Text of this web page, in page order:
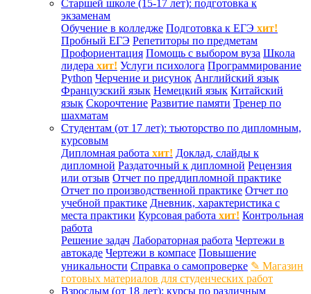
Старшей школе (15-17 лет): подготовка к
экзаменам
Обучение в колледже Подготовка к ЕГЭ хит!
Пробный ЕГЭ Репетиторы по предметам
Профориентация Помощь с выбором вуза Школа
лидера хит! Услуги психолога Программирование
Python Черчение и рисунок Английский язык
Французский язык Немецкий язык Китайский
язык Скорочтение Развитие памяти Тренер по
шахматам
Студентам (от 17 лет): тьюторство по дипломным,
курсовым
Дипломная работа хит! Доклад, слайды к
дипломной Раздаточный к дипломной Рецензия
или отзыв Отчет по преддипломной практике
Отчет по производственной практике Отчет по
учебной практике Дневник, характеристика с
места практики Курсовая работа хит! Контрольная
работа
Решение задач Лабораторная работа Чертежи в
автокаде Чертежи в компасе Повышение
уникальности Справка о самопроверке ✎ Магазин
готовых материалов для студенческих работ
Взрослым (от 18 лет): курсы по различным